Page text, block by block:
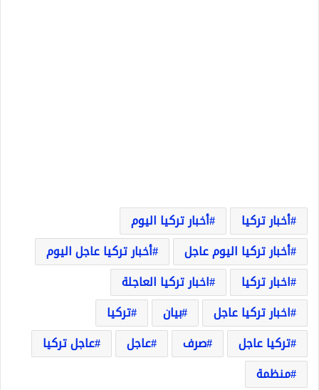
أخبار تركيا
أخبار تركيا اليوم
أخبار تركيا اليوم عاجل
أخبار تركيا عاجل اليوم
اخبار تركيا
اخبار تركيا العاجلة
اخبار تركيا عاجل
بيان
تركيا
تركيا عاجل
صرف عاجل
عاجل تركيا
منظمة